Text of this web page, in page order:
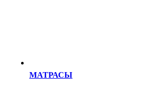
МАТРАСЫ